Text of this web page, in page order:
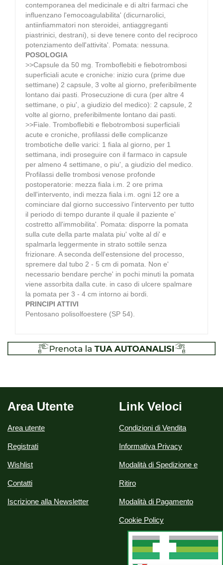
contemporanea del medicinale e di altri farmaci che
influenzano l'emocoagulabilita' (dicurnarolici,
antiinfiammatori non steroidei, antiaggreganti
piastrinici, destrani), si deve tenere conto del reciproco
potenziamento dell'attivita'. Pomata: nessuna.
POSOLOGIA
>>Capsule da 50 mg. Tromboflebiti e fiebotrombosi
superficiali acute e croniche: inizio cura (prime due
settimane) 2 capsule, 3 volte al giorno, preferibilmente
lontano dai pasti. Prosecuzione di cura (per altre 4
settimane, o piu', a giudizio del medico): 2 capsule, 2
volte al giorno, preferibilmente lontano dai pasti.
>>Fiale. Tromboflebiti e flebotrombosi superficiali
acute e croniche, profilassi delle complicanze
trombotiche delle varici: 1 fiala al giorno, per 1
settimana, indi proseguire con il farmaco in capsule
per almeno 4 settimane, o piu', a giudizio del medico.
Profilassi delle trombosi venose profonde
postoperatorie: mezza fiala i.m. 2 ore prima
dell'intervento, indi mezza fiala i.m. ogni 12 ore a
cominciare dal giorno successivo l'intervento per tutto
il periodo di tempo durante il quale il paziente e'
costretto all'immobilita'. Pomata: disporre la pomata
sulla cute della parte malata piu' volte al di' e
spalmarla leggermente in strato sottile senza
frizionare. A seconda dell'estensione del processo,
spremere dal tubo 2 - 5 cm di pomata. Non e'
necessario bendare perche' in pochi minuti la pomata
viene assorbita dalla cute. in caso di ulcere spalmare
la pomata per 3 - 4 cm intorno ai bordi.
PRINCIPI ATTIVI
Pentosano polisolfoestere (SP 54).
Area Utente
Area utente
Registrati
Wishlist
Contatti
Iscrizione alla Newsletter
Link Veloci
Condizioni di Vendita
Informativa Privacy
Modalità di Spedizione e
Ritiro
Modalità di Pagamento
Cookie Policy